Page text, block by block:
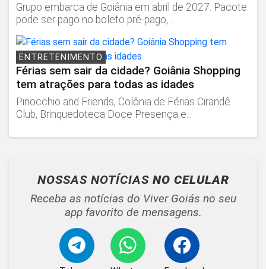
Grupo embarca de Goiânia em abril de 2027. Pacote
pode ser pago no boleto pré-pago,...
ENTRETENIMENTO
Férias sem sair da cidade? Goiânia Shopping
tem atrações para todas as idades
Pinocchio and Friends, Colônia de Férias Cirandê
Club, Brinquedoteca Doce Presença e...
NOSSAS NOTÍCIAS NO CELULAR
Receba as notícias do Viver Goiás no seu
app favorito de mensagens.